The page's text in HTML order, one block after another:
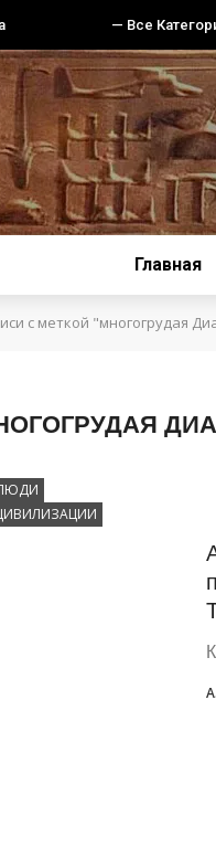
— Все
Главная
с меткой "многогрудая